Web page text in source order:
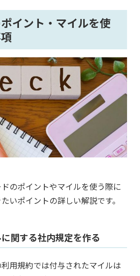
イント・マイルを使
のポイントやマイルを使う際に
いポイントの詳しい解説です。
関する社内規定を作る
用規約では付与されたマイルは